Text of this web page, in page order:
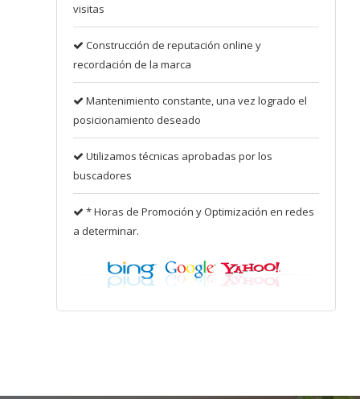
visitas
Construcción de reputación online y
recordación de la marca
Mantenimiento constante, una vez logrado el
posicionamiento deseado
Utilizamos técnicas aprobadas por los
buscadores
* Horas de Promoción y Optimización en redes
a determinar.